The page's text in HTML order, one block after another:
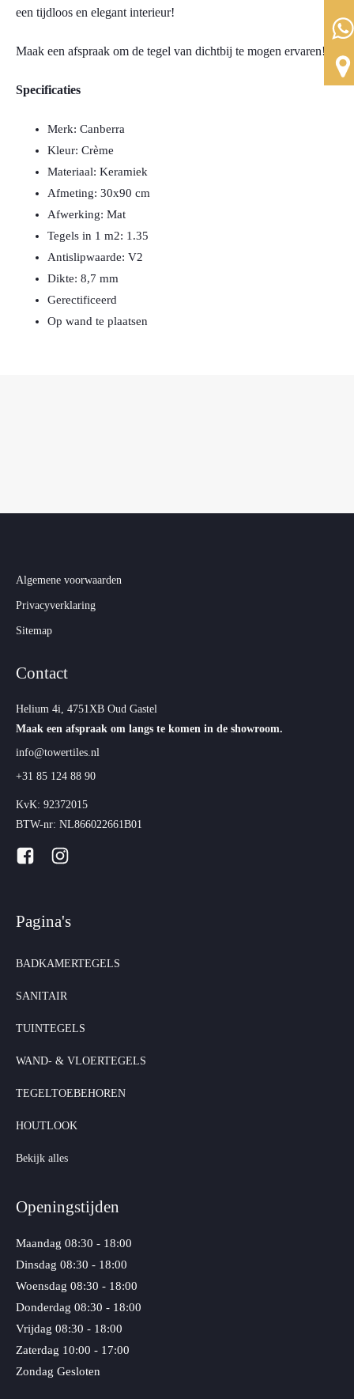
een tijdloos en elegant interieur!
Maak een afspraak om de tegel van dichtbij te mogen ervaren!
Specificaties
Merk: Canberra
Kleur: Crème
Materiaal: Keramiek
Afmeting: 30x90 cm
Afwerking: Mat
Tegels in 1 m2: 1.35
Antislipwaarde: V2
Dikte: 8,7 mm
Gerectificeerd
Op wand te plaatsen
Algemene voorwaarden
Privacyverklaring
Sitemap
Contact
Helium 4i, 4751XB Oud Gastel
Maak een afspraak om langs te komen in de showroom.
info@towertiles.nl
+31 85 124 88 90
KvK: 92372015
BTW-nr: NL866022661B01
Pagina's
BADKAMERTEGELS
SANITAIR
TUINTEGELS
WAND- & VLOERTEGELS
TEGELTOEBEHOREN
HOUTLOOK
Bekijk alles
Openingstijden
Maandag 08:30 - 18:00
Dinsdag 08:30 - 18:00
Woensdag 08:30 - 18:00
Donderdag 08:30 - 18:00
Vrijdag 08:30 - 18:00
Zaterdag 10:00 - 17:00
Zondag Gesloten